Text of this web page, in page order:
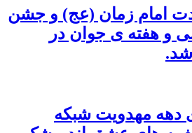
امام زمان (عج) و جشن
و هفته ی جوان در
شد.
دهه مهدویت شبکه